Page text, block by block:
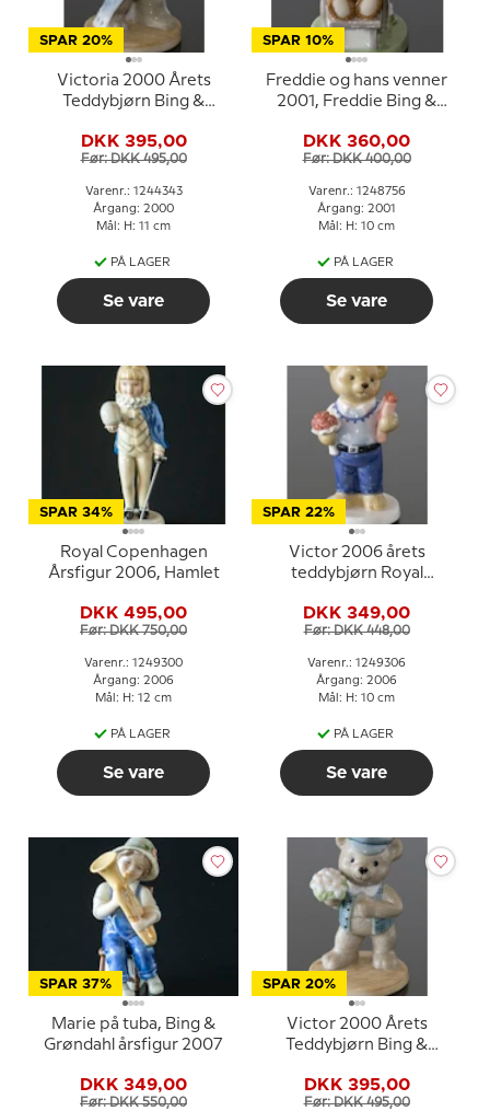
SPAR 20%
Victoria 2000 Årets
Teddybjørn Bing &
DKK 395,00
Før: DKK 495,00
Varenr.: 1244343
Årgang: 2000
Mål: H: 11 cm
PÅ LAGER
Se vare
SPAR 10%
Freddie og hans venner
2001, Freddie Bing &
DKK 360,00
Før: DKK 400,00
Varenr.: 1248756
Årgang: 2001
Mål: H: 10 cm
PÅ LAGER
Se vare
SPAR 34%
Royal Copenhagen
Årsfigur 2006, Hamlet
DKK 495,00
Før: DKK 750,00
Varenr.: 1249300
Årgang: 2006
Mål: H: 12 cm
PÅ LAGER
Se vare
SPAR 22%
Victor 2006 årets
teddybjørn Royal
DKK 349,00
Før: DKK 448,00
Varenr.: 1249306
Årgang: 2006
Mål: H: 10 cm
PÅ LAGER
Se vare
SPAR 37%
Marie på tuba, Bing &
Grøndahl årsfigur 2007
DKK 349,00
Før: DKK 550,00
SPAR 20%
Victor 2000 Årets
Teddybjørn Bing &
DKK 395,00
Før: DKK 495,00